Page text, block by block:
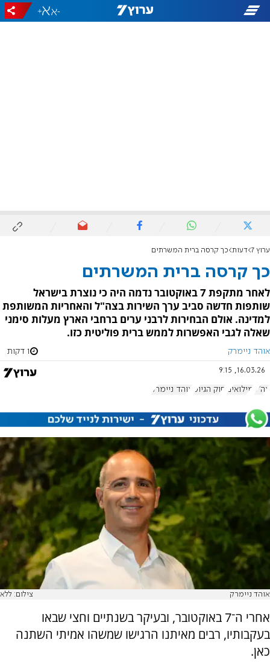
-
+
ערוץ 7 דעות כך קרסה ברית המשרתים
כך קרסה ברית המשרתים
לאחר מתקפת 7 באוקטובר נדמה היה כי נוצרת בישראל
שותפות חדשה סביב ערך השירות בצה"ל והאחריות המשותפת
למדינה. אולם הבחירות לרבני ערים ברחבי הארץ מעלות סימני
שאלה לגבי האפשרות לממש ברית פוליטית כזו.
אוהד ניימרק 1 דקות
16.03.26, 9:15
צה"ל מילואים חוק הגיוס אוהד ניימרק
אוהד ניימרק צילום: ללא
אחרי ה־7 באוקטובר, ובעיקר בשנתיים וחצי שבאו
בעקבותיו, רבים מאיתנו הרגישו שמשהו אמיתי השתנה
כאן.